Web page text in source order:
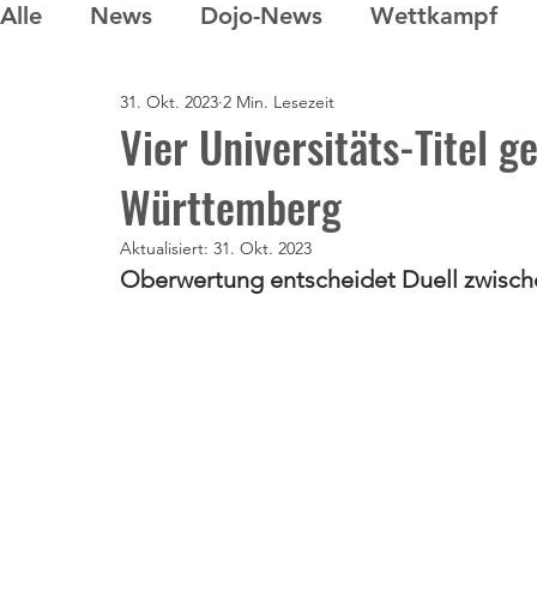
Alle News Dojo-News Wettkampf
Nachwuchs Prüfungen
Sommercamp Umfrage
Vier Universitäts-Titel
Württemberg
31. Okt. 2023 2 Min. Lesezeit
Aktualisiert: 31. Okt. 2023
Oberwertung entscheidet Duell